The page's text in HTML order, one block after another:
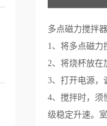
多点磁力搅拌
1、将多点磁力
2、将烧杯放在
3、打开电源，
4、搅拌时，须
级稳定升速。